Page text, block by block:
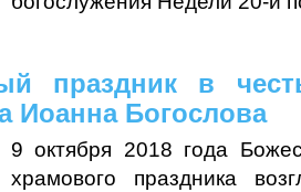
праздник в
Иоанна Богослова
9 октября 2018 года
храмового праздника